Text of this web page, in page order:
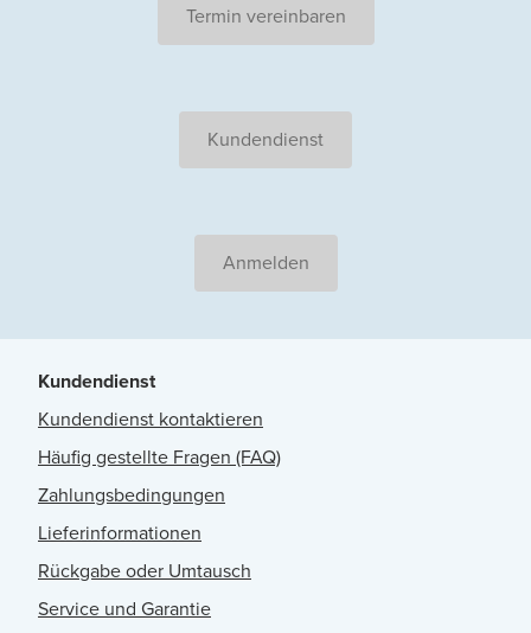
Termin vereinbaren
Kundendienst
Anmelden
Kundendienst
Kundendienst kontaktieren
Häufig gestellte Fragen (FAQ)
Zahlungsbedingungen
Lieferinformationen
Rückgabe oder Umtausch
Service und Garantie